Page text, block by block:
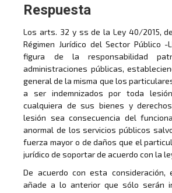
Respuesta
Los arts. 32 y ss de la Ley 40/2015,
Régimen Jurídico del Sector Público -
figura de la responsabilidad
administraciones públicas,
general de la misma que los
a ser indemnizados por toda
cualquiera de sus bienes y
lesión sea consecuencia del
anormal de los servicios públicos
fuerza mayor o de daños que el
jurídico de soportar de acuerdo con la
De acuerdo con esta consideración,
añade a lo anterior que sólo serán